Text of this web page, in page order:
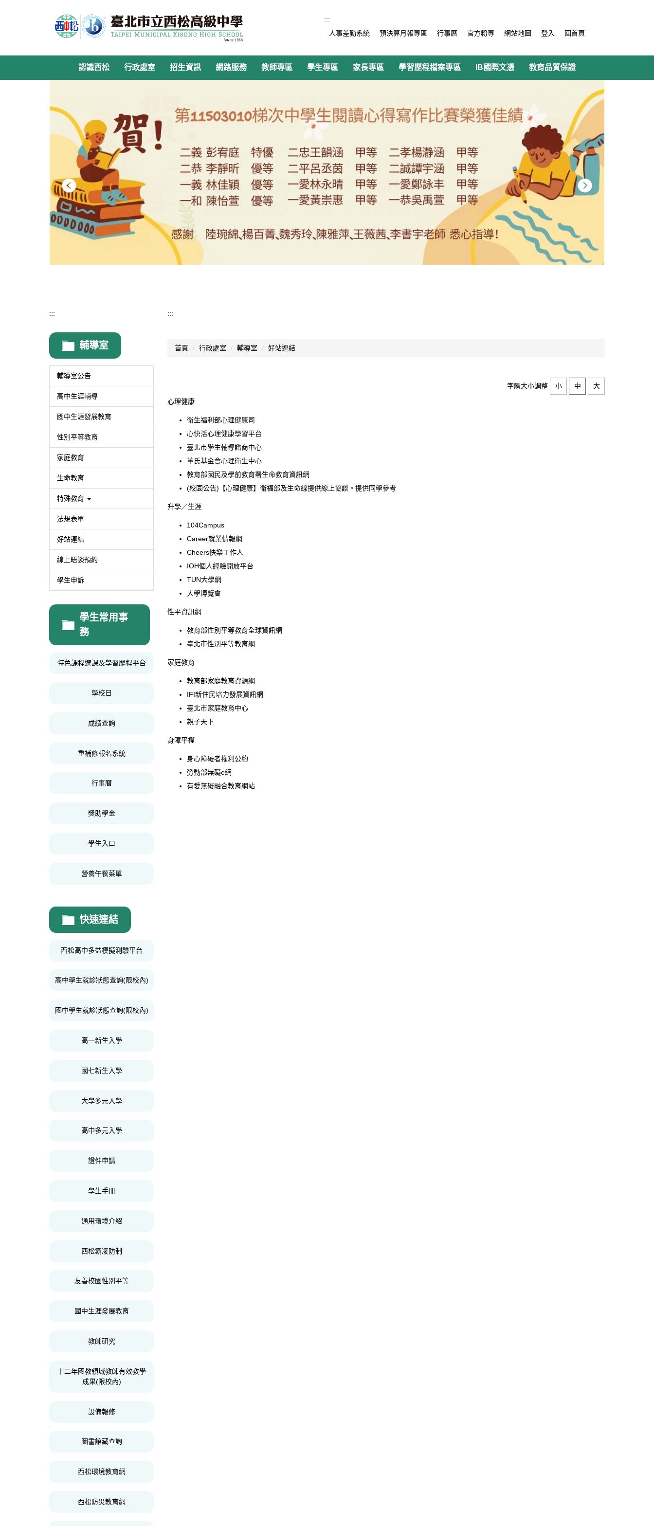
容
:::
人事差勤系統
預決算月報專區 行事曆 官方粉專 網站地圖 登入 回首頁
認識西松 行政處室 招生資訊 網路服務 教師專區 學生專區 家長專區 學習歷程檔案專區 IB國際文憑 教育品質保證
:::
輔導室
輔導室公告
高中生涯輔導
國中生涯發展教育
性別平等教育
家庭教育
生命教育
特殊教育
法規表單
好站連結
線上晤談預約
學生申訴
學生常用事
務
特色課程選課及學習歷程平台
學校日
成績查詢
重補修報名系統
行事曆
獎助學金
學生入口
營養午餐菜單
快速連結
西松高中多益模擬測驗平台
高中學生就診狀態查詢(限校內)
國中學生就診狀態查詢(限校內)
高一新生入學
國七新生入學
大學多元入學
高中多元入學
證件申請
學生手冊
通用環境介紹
西松霸凌防制
友善校園性別平等
國中生涯發展教育
教師研究
十二年國教領域教師有效教學
成果(限校內)
設備報修
圖書館藏查詢
西松環境教育網
西松防災教育網
:::
首頁 行政處室 輔導室 好站連結
字體大小調整 小 中
大
心理健康
衛生福利部心理健康司
心快活心理健康學習平台
臺北市學生輔導諮商中心
董氏基金會心理衛生中心
教育部國民及學前教育署生命教育資訊網
(校園公告)【心理健康】衛福部及生命線提供線上協談。提供同學參考
升學／生涯
104Campus
Career就業情報網
Cheers快樂工作人
IOH個人經驗開放平台
TUN大學網
大學博覽會
性平資訊網
教育部性別平等教育全球資訊網
臺北市性別平等教育網
家庭教育
教育部家庭教育資源網
IFI新住民培力發展資訊網
臺北市家庭教育中心
親子天下
身障平權
身心障礙者權利公約
勞動部無礙e網
有愛無礙融合教育網站